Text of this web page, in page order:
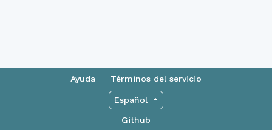
Ayuda Términos del servicio
Español
Github